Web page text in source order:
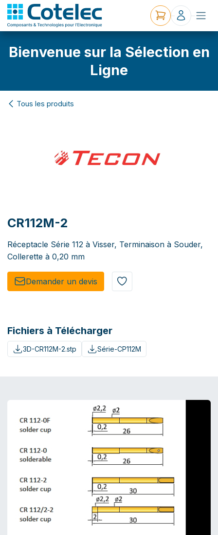
Bienvenue sur la Sélection en
Ligne
Tous les produits
CR112M-2
Réceptacle Série 112 à Visser, Terminaison à Souder,
Collerette à 0,20 mm
Demander un de​​vis​​
Fichiers à Télécharger
3D-CR112M-2.stp Série-CP112M